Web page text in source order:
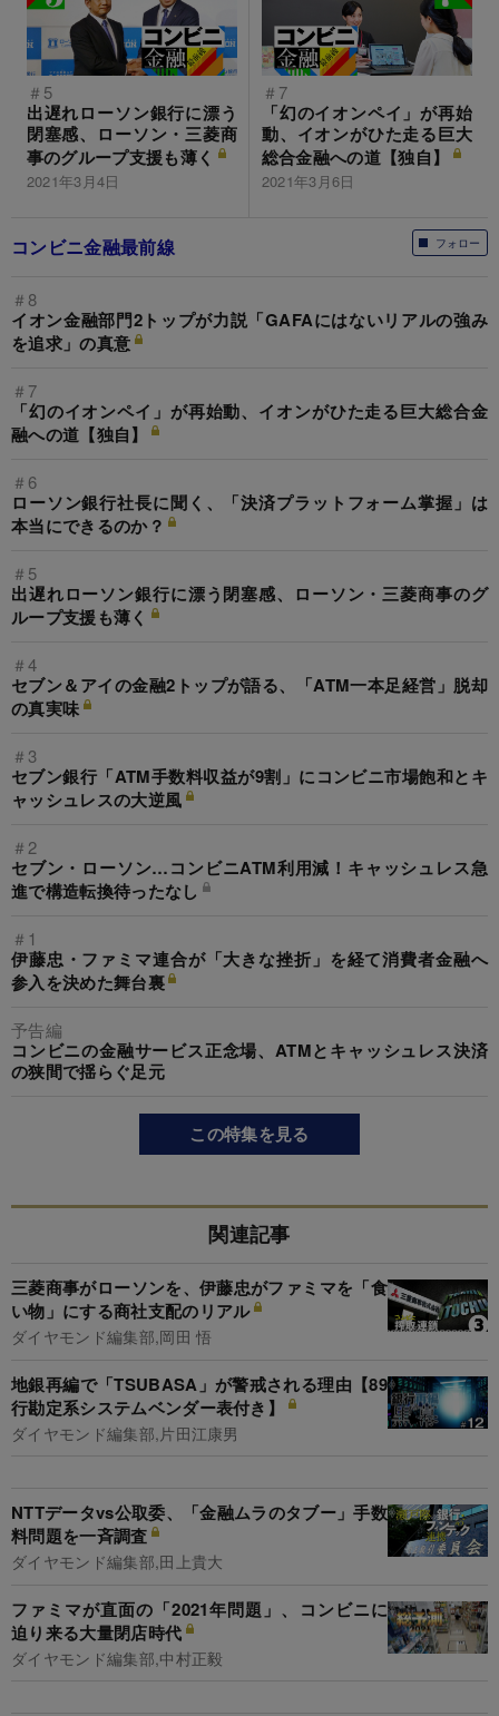
＃5
出遅れローソン銀行に漂う
閉塞感、ローソン・三菱商
事のグループ支援も薄く
2021年3月4日
＃7
「幻のイオンペイ」が再始
動、イオンがひた走る巨大
総合金融への道【独自】
2021年3月6日
フォロー
コンビニ金融最前線
＃8
イオン金融部門2トップが力説「GAFAにはないリアルの強み
を追求」の真意
＃7
「幻のイオンペイ」が再始動、イオンがひた走る巨大総合金
融への道【独自】
＃6
ローソン銀行社長に聞く、「決済プラットフォーム掌握」は
本当にできるのか？
＃5
出遅れローソン銀行に漂う閉塞感、ローソン・三菱商事のグ
ループ支援も薄く
＃4
セブン＆アイの金融2トップが語る、「ATM一本足経営」脱却
の真実味
＃3
セブン銀行「ATM手数料収益が9割」にコンビニ市場飽和とキ
ャッシュレスの大逆風
＃2
セブン・ローソン…コンビニATM利用減！キャッシュレス急
進で構造転換待ったなし
＃1
伊藤忠・ファミマ連合が「大きな挫折」を経て消費者金融へ
参入を決めた舞台裏
予告編
コンビニの金融サービス正念場、ATMとキャッシュレス決済
の狭間で揺らぐ足元
この特集を見る
関連記事
三菱商事がローソンを、伊藤忠がファミマを「食
い物」にする商社支配のリアル
ダイヤモンド編集部,岡田 悟
地銀再編で「TSUBASA」が警戒される理由【89
行勘定系システムベンダー表付き】
ダイヤモンド編集部,片田江康男
NTTデータvs公取委、「金融ムラのタブー」手数
料問題を一斉調査
ダイヤモンド編集部,田上貴大
ファミマが直面の「2021年問題」、コンビニに
迫り来る大量閉店時代
ダイヤモンド編集部,中村正毅